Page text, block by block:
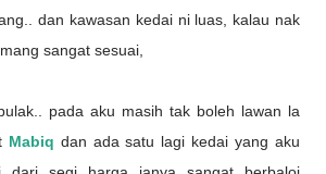
dan kawasan kedai ni luas, kalau nak
sangat sesuai,
pada aku masih tak boleh lawan la
Mabiq dan ada satu lagi kedai yang aku